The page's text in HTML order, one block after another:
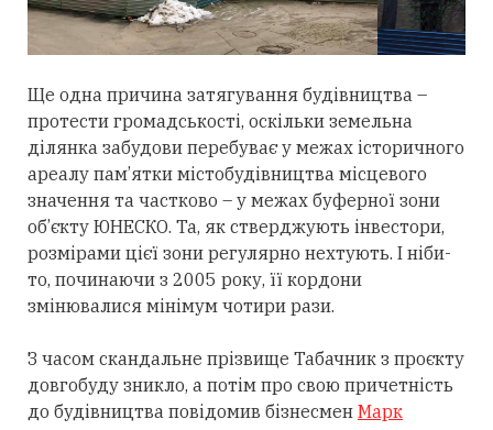
Ще одна причина затягування будівництва –
протести громадськості, оскільки земельна
ділянка забудови перебуває у межах історичного
ареалу пам’ятки містобудівництва місцевого
значення та частково – у межах буферної зони
об’єкту ЮНЕСКО. Та, як стверджують інвестори,
розмірами цієї зони регулярно нехтують. І ніби-
то, починаючи з 2005 року, її кордони
змінювалися мінімум чотири рази.
З часом скандальне прізвище Табачник з проєкту
довгобуду зникло, а потім про свою причетність
до будівництва повідомив бізнесмен Марк